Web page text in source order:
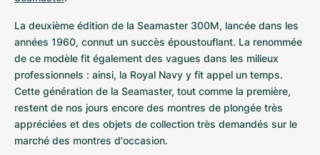
La deuxième édition de la Seamaster 300M, lancée dans les
années 1960, connut un succès époustouflant. La renommée
de ce modèle fit également des vagues dans les milieux
professionnels : ainsi, la Royal Navy y fit appel un temps.
Cette génération de la Seamaster, tout comme la première,
restent de nos jours encore des montres de plongée très
appréciées et des objets de collection très demandés sur le
marché des montres d'occasion.